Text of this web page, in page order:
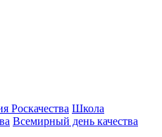
Роскачества Школа
Всемирный день качества